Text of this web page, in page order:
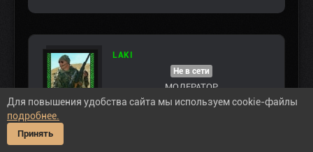
LAKI
Не в сети
МОДЕРАТОР
ЛЕГЕНДА ЗОНЫ
Для повышения удобства сайта мы используем cookie-файлы
подробнее.
Принять